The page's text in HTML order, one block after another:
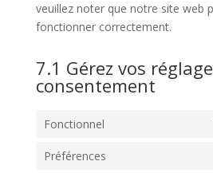
veuillez noter que notre site web
fonctionner correctement.
7.1 Gérez vos
consentement
Fonctionnel
Préférences